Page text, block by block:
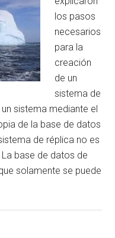
los pasos
necesarios
para la
creación
de un
sistema de
sistema mediante el
de la base de datos
de réplica no es
base de datos de
solamente se puede